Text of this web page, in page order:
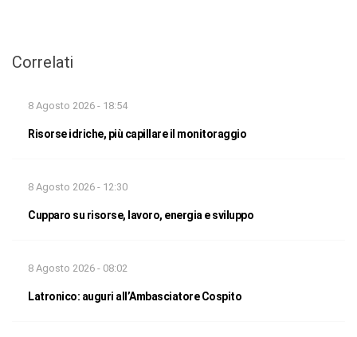
Correlati
8 Agosto 2026 - 18:54
Risorse idriche, più capillare il monitoraggio
8 Agosto 2026 - 12:30
Cupparo su risorse, lavoro, energia e sviluppo
8 Agosto 2026 - 08:02
Latronico: auguri all’Ambasciatore Cospito